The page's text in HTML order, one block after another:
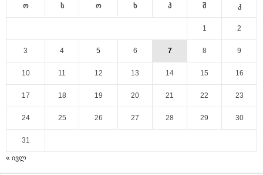
ო ს ო ხ პ შ კ
1 2
3 4 5 6 7 8 9
10 11 12 13 14 15 16
17 18 19 20 21 22 23
24 25 26 27 28 29 30
31
« ივლ